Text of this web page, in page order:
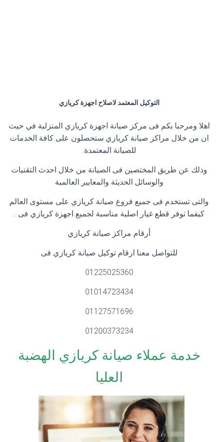
التوكيل المعتمد لاصلاح اجهزة كريازي
اهلا ومرحبا بكم فى مركز صيانة اجهزة كريازي المنزلية في حيث
ان من خلال مراكز صيانة كريازي ستحصلون على كافة الخدمات
للصيانة المعتمدة.
وذلك عن طريق المختصين فى الصيانة من خلال احدث التقنيات
والوسائل الحديثة والمعايير العالمية
والتى تستخدم فى جميع فروع صيانة كريازي على مستوى العالم
كيفما توفر قطع غيار اصلية مناسبة لجميع اجهزة كريازي فى .
أرقام مراكز صيانة كريازي
للتواصل معنا ارقام توكيل صيانة كريازي فى
01225025360
01014723434
01127571696
01200373234
خدمة عملاء صيانة كريازي الهضبة
العليا